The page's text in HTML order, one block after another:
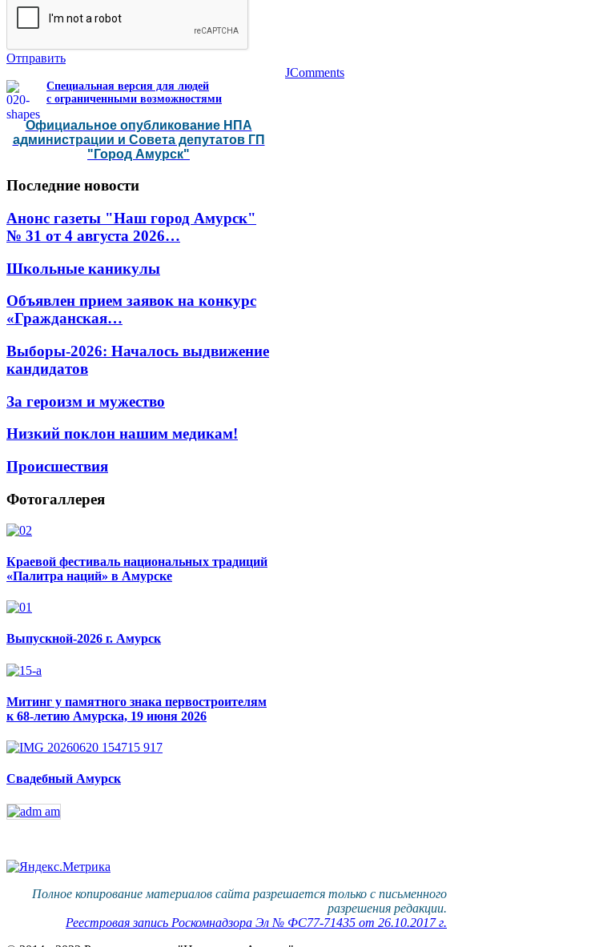
Отправить
JComments
Специальная версия для людей
с ограниченными возможностями
Официальное опубликование НПА
администрации и Совета депутатов ГП
"Город Амурск"
Последние новости
Анонс газеты "Наш город Амурск"
№ 31 от 4 августа 2026…
Школьные каникулы
Объявлен прием заявок на конкурс
«Гражданская…
Выборы-2026: Началось выдвижение
кандидатов
За героизм и мужество
Низкий поклон нашим медикам!
Происшествия
Фотогаллерея
Краевой фестиваль национальных традиций
«Палитра наций» в Амурске
Выпускной-2026 г. Амурск
Митинг у памятного знака первостроителям
к 68-летию Амурска, 19 июня 2026
Свадебный Амурск
Полное копирование материалов сайта разрешается только с письменного
разрешения редакции.
Реестровая запись Роскомнадзора Эл № ФС77-71435 от 26.10.2017 г.